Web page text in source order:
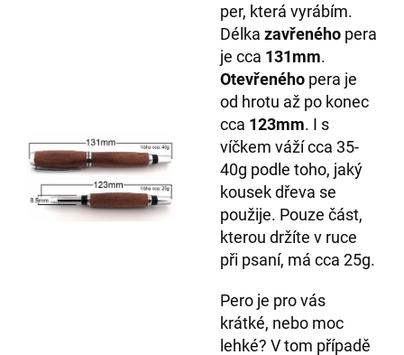
per, která vyrábím.
Délka zavřeného pera
je cca 131mm.
Otevřeného pera je
od hrotu až po konec
cca 123mm. I s
víčkem váží cca 35-
40g podle toho, jaký
kousek dřeva se
použije. Pouze část,
kterou držíte v ruce
při psaní, má cca 25g.
Pero je pro vás
krátké, nebo moc
lehké? V tom případě